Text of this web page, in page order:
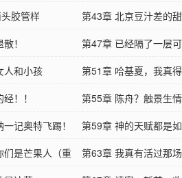
胶管样 第43章 北京豆汁差的
！ 第47章 已经隔了一层
人和小孩 第51章 哈基夏，我真
！！ 第55章 陈舟？触景生
记奥特飞踢！ 第59章 神的天赋都是
们是芒果人（重
第63章 我真有活过那